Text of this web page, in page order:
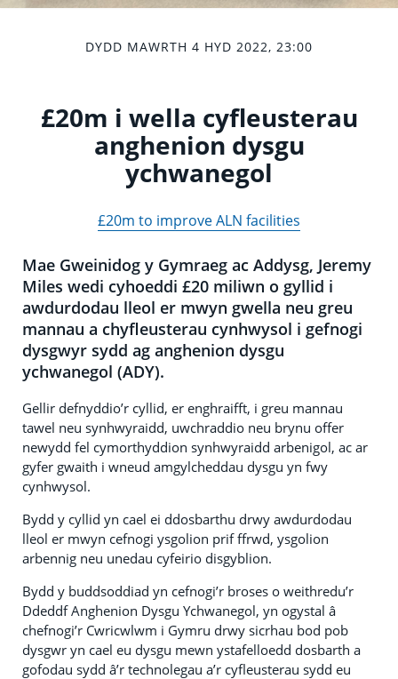
DYDD MAWRTH 4 HYD 2022, 23:00
£20m i wella cyfleusterau
anghenion dysgu
ychwanegol
£20m to improve ALN facilities
Mae Gweinidog y Gymraeg ac Addysg, Jeremy
Miles wedi cyhoeddi £20 miliwn o gyllid i
awdurdodau lleol er mwyn gwella neu greu
mannau a chyfleusterau cynhwysol i gefnogi
dysgwyr sydd ag anghenion dysgu
ychwanegol (ADY).
Gellir defnyddio’r cyllid, er enghraifft, i greu mannau
tawel neu synhwyraidd, uwchraddio neu brynu offer
newydd fel cymorthyddion synhwyraidd arbenigol, ac ar
gyfer gwaith i wneud amgylcheddau dysgu yn fwy
cynhwysol.
Bydd y cyllid yn cael ei ddosbarthu drwy awdurdodau
lleol er mwyn cefnogi ysgolion prif ffrwd, ysgolion
arbennig neu unedau cyfeirio disgyblion.
Bydd y buddsoddiad yn cefnogi’r broses o weithredu’r
Ddeddf Anghenion Dysgu Ychwanegol, yn ogystal â
chefnogi’r Cwricwlwm i Gymru drwy sicrhau bod pob
dysgwr yn cael eu dysgu mewn ystafelloedd dosbarth a
gofodau sydd â’r technolegau a’r cyfleusterau sydd eu